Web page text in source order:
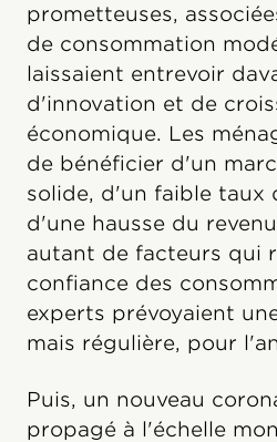
prometteuses,
de consommation
laissaient entrevoir
d'innovation et de
économique. Les
de bénéficier d'un
solide, d'un faible taux
d'une hausse du
autant de facteurs qui
confiance des
experts prévoyaient
mais régulière, pour
Puis, un nouveau
propagé à l'échelle